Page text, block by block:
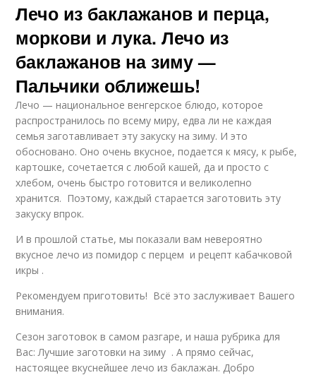
Лечо из баклажанов и перца,
моркови и лука. Лечо из
баклажанов на зиму —
Пальчики оближешь!
Лечо — национальное венгерское блюдо, которое
распространилось по всему миру, едва ли не каждая
семья заготавливает эту закуску на зиму. И это
обосновано. Оно очень вкусное, подается к мясу, к рыбе,
картошке, сочетается с любой кашей, да и просто с
хлебом, очень быстро готовится и великолепно
хранится. Поэтому, каждый старается заготовить эту
закуску впрок.
И в прошлой статье, мы показали вам невероятно
вкусное лечо из помидор с перцем и рецепт кабачковой
икры .
Рекомендуем приготовить! Всё это заслуживает Вашего
внимания.
Сезон заготовок в самом разгаре, и наша рубрика для
Вас: Лучшие заготовки на зиму . А прямо сейчас,
настоящее вкуснейшее лечо из баклажан. Добро